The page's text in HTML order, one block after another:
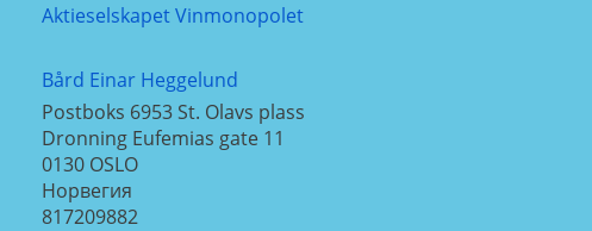
Aktieselskapet Vinmonopolet
Bård Einar Heggelund
Postboks 6953 St. Olavs plass
Dronning Eufemias gate 11
0130 OSLO
Норвегия
817209882